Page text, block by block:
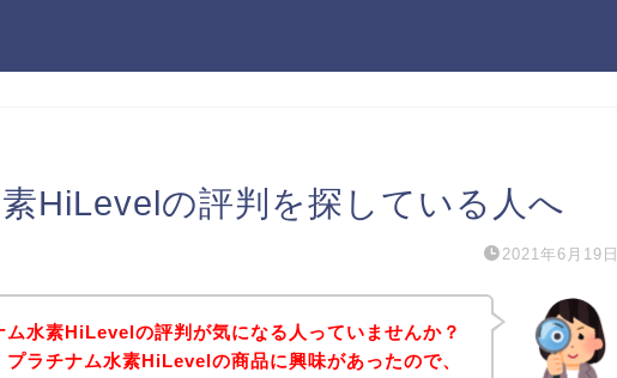
HiLevelの評判を探している人へ
2021年6月19日
ム水素HiLevelの評判が気になる人っていませんか？
プラチナム水素HiLevelの商品に興味があったので、